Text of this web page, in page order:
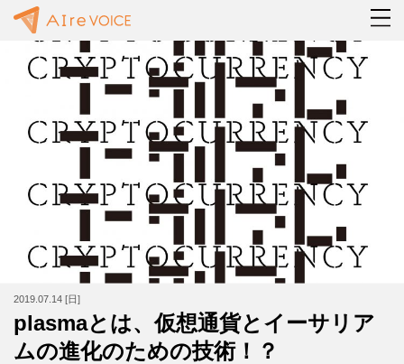
2019.07.14 [日]
plasmaとは、仮想通貨とイーサリア
ムの進化のための技術！？